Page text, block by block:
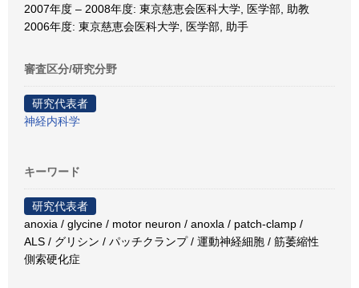
2007年度 – 2008年度: 東京慈恵会医科大学, 医学部, 助教
2006年度: 東京慈恵会医科大学, 医学部, 助手
審査区分/研究分野
研究代表者
神経内科学
キーワード
研究代表者
anoxia / glycine / motor neuron / anoxla / patch-clamp /
ALS / グリシン / パッチクランプ / 運動神経細胞 / 筋萎縮性
側索硬化症